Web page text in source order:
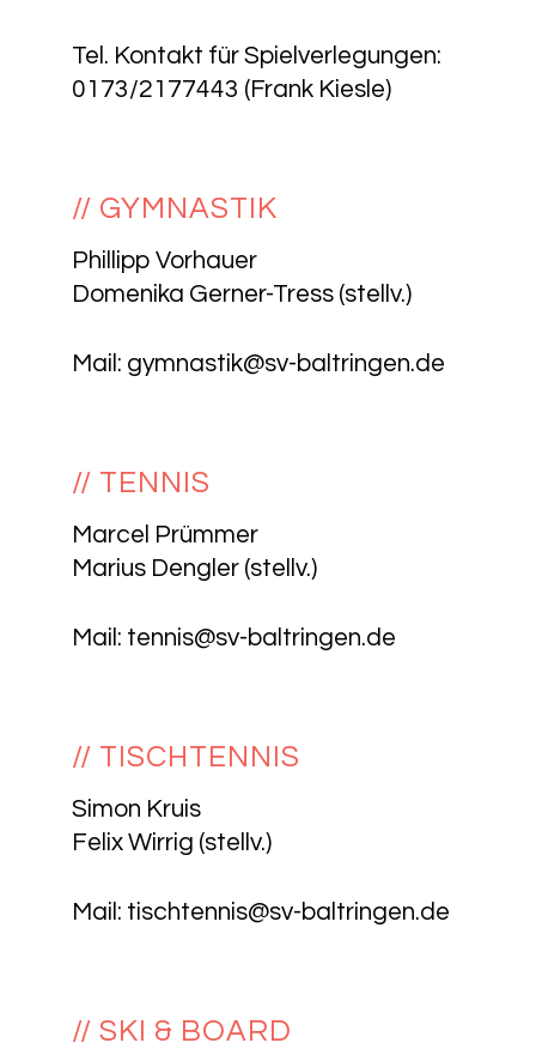
Tel. Kontakt für Spielverlegungen:
0173/2177443 (Frank Kiesle)
// GYMNASTIK
Phillipp Vorhauer
Domenika Gerner-Tress (stellv.)
Mail: gymnastik@sv-baltringen.de
// TENNIS
Marcel Prümmer
Marius Dengler (stellv.)
Mail: tennis@sv-baltringen.de
// TISCHTENNIS
Simon Kruis
Felix Wirrig (stellv.)
Mail: tischtennis@sv-baltringen.de
// SKI & BOARD